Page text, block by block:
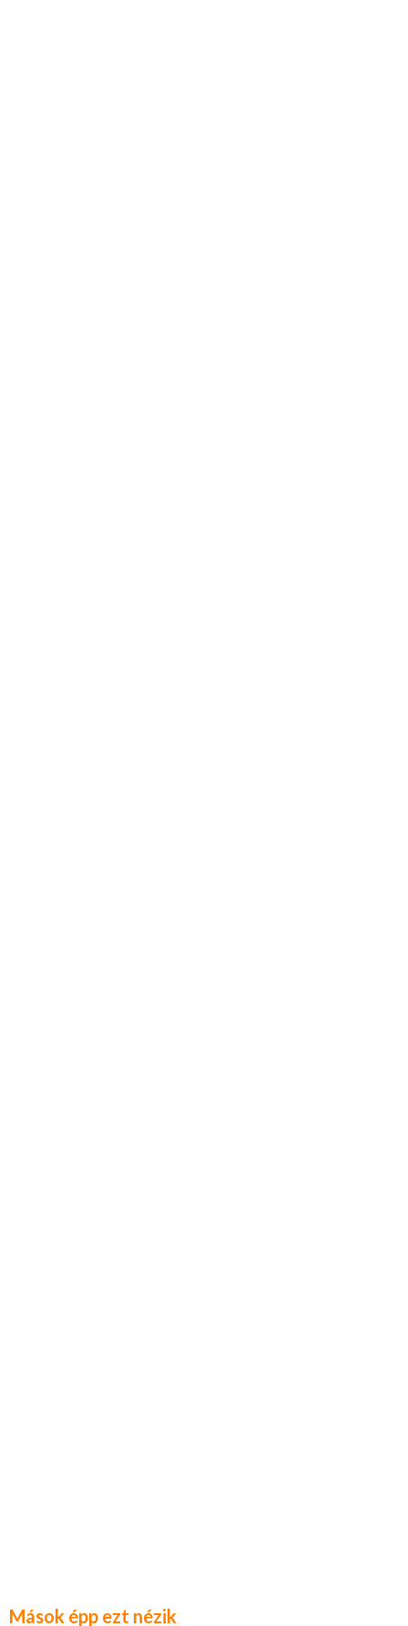
Mások épp ezt nézik